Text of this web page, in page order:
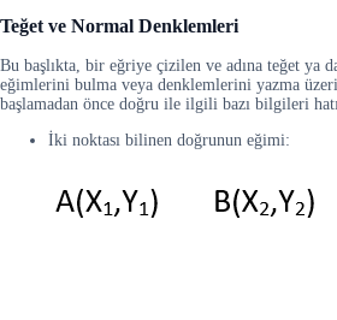
Teğet ve Normal Denklemleri
Bu başlıkta, bir eğriye çizilen ve adına teğet ya
eğimlerini bulma veya denklemlerini yazma
başlamadan önce doğru ile ilgili bazı bilgileri
İki noktası bilinen doğrunun eğimi: